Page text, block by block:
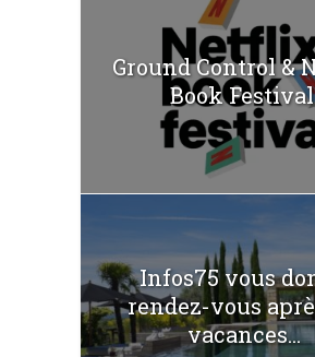
Ground Control &
Book
Infos75 vous
rendez-vous
vacances...